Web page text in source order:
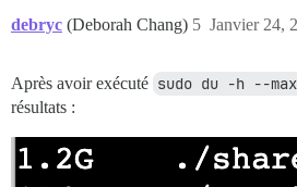
debryc (Deborah Chang) Janvier 24,
5
Après avoir exécuté sudo du -h --
résultats :